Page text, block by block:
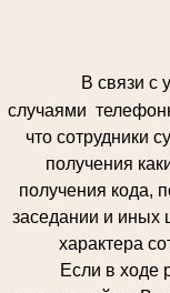
В связи с
случаями
что сотрудники
получения
получения кода,
заседании и иных
характера
Если в ходе